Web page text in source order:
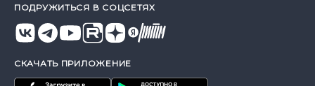
ПОДРУЖИТЬСЯ В СОЦСЕТЯХ
СКАЧАТЬ ПРИЛОЖЕНИЕ